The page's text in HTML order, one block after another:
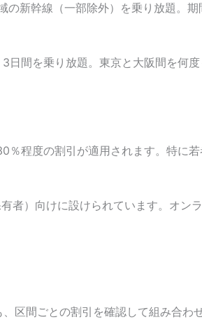
の新幹線（一部除外）を乗り放題。
間を乗り放題。東京と大阪間を何
％程度の割引が適用されます。特に
者）向けに設けられています。オン
区間ごとの割引を確認して組み合わ